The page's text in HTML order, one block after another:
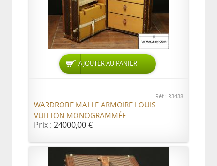
AJOUTER AU PANIER
Réf.: R3438
WARDROBE MALLE ARMOIRE LOUIS
VUITTON MONOGRAMMÉE
Prix : 24000,00 €